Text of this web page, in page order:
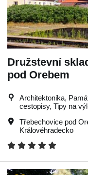
Družstevní
pod Orebem
Architektonika,
cestopisy, Tipy na
Třebechovice pod
Královéhradecko